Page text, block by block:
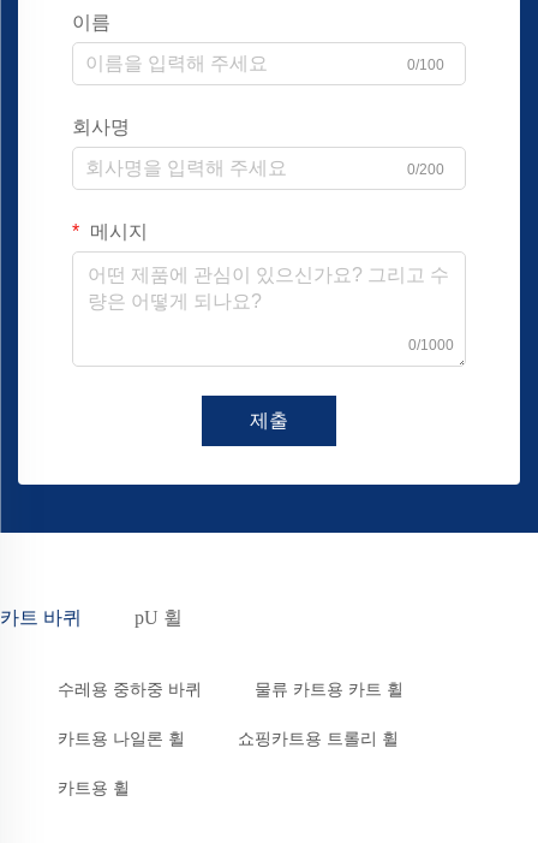
이름
0/100
회사명
0/200
메시지
0/1000
제출
카트 바퀴 pU 휠
수레용 중하중 바퀴 물류 카트용 카트 휠
카트용 나일론 휠 쇼핑카트용 트롤리 휠
카트용 휠